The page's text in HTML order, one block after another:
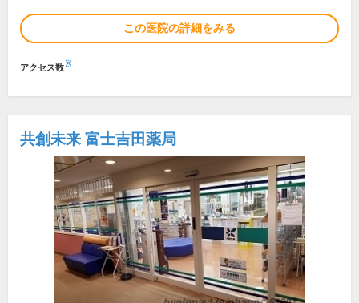
この医院の詳細をみる
アクセス数※
共創未来 富士吉田薬局